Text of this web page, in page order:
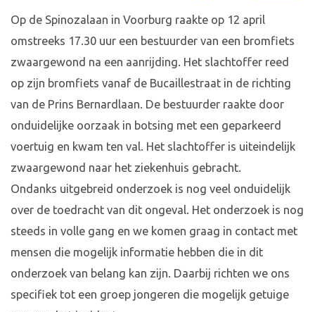
Op de Spinozalaan in Voorburg raakte op 12 april
omstreeks 17.30 uur een bestuurder van een bromfiets
zwaargewond na een aanrijding. Het slachtoffer reed
op zijn bromfiets vanaf de Bucaillestraat in de richting
van de Prins Bernardlaan. De bestuurder raakte door
onduidelijke oorzaak in botsing met een geparkeerd
voertuig en kwam ten val. Het slachtoffer is uiteindelijk
zwaargewond naar het ziekenhuis gebracht.
Ondanks uitgebreid onderzoek is nog veel onduidelijk
over de toedracht van dit ongeval. Het onderzoek is nog
steeds in volle gang en we komen graag in contact met
mensen die mogelijk informatie hebben die in dit
onderzoek van belang kan zijn. Daarbij richten we ons
specifiek tot een groep jongeren die mogelijk getuige